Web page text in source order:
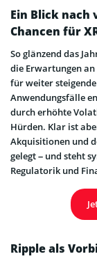
Ein Blick
Chancen für
So glänzend das
die Erwartungen an
für weiter
Anwendungsfälle
durch erhöhte
Hürden. Klar ist
Akquisitionen und
gelegt – und steht
Regulatorik und
Ripple als